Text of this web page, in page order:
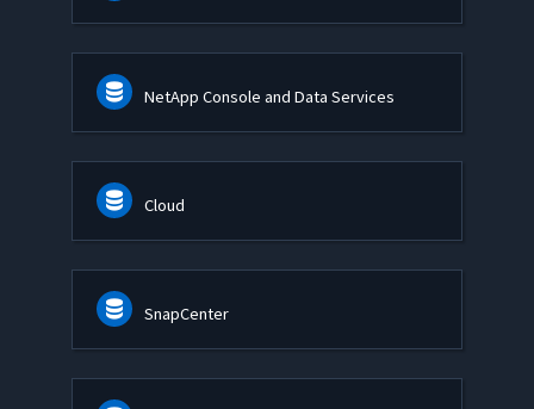
NetApp Console and Data Services
Cloud
SnapCenter